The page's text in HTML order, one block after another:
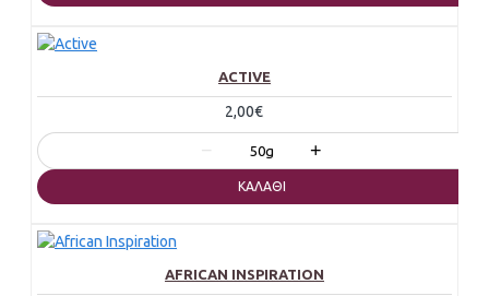
ACTIVE
2,00€
− 50g +
ΚΑΛΆΘΙ
AFRICAN INSPIRATION